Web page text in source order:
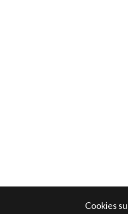
Cookies